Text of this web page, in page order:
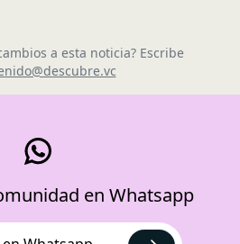
a esta noticia? Escribe
en Whatsapp